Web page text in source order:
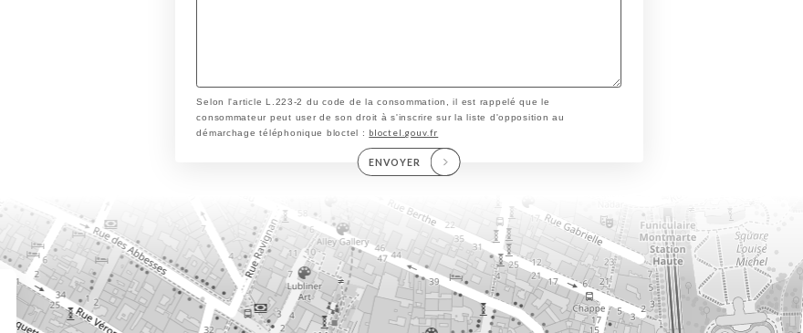
Selon l'article L.223-2 du code de la consommation, il est rappelé que le
consommateur peut user de son droit à s'inscrire sur la liste d'opposition au
démarchage téléphonique bloctel : bloctel.gouv.fr
ENVOYER